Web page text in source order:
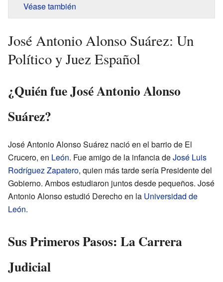
Véase también
José Antonio Alonso Suárez: Un
Político y Juez Español
¿Quién fue José Antonio Alonso
Suárez?
José Antonio Alonso Suárez nació en el barrio de El
Crucero, en León. Fue amigo de la infancia deJosé Luis
Rodríguez Zapatero, quien más tarde sería Presidente del
Gobierno. Ambos estudiaron juntos desde pequeños. José
Antonio Alonso estudió Derecho en la Universidad de
León.
Sus Primeros Pasos: La Carrera
Judicial